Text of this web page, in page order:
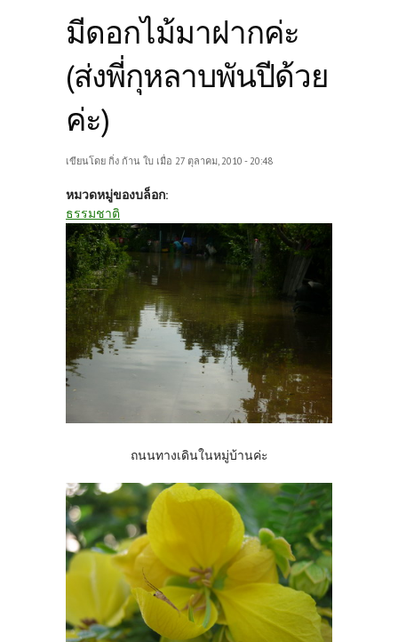
มีดอกไม้มาฝากค่ะ
(ส่งพี่กุหลาบพันปีด้วย
ค่ะ)
เขียนโดย กิ่ง ก้าน ใบ เมื่อ 27 ตุลาคม, 2010 - 20:48
หมวดหมู่ของบล็อก:
ธรรมชาติ
ถนนทางเดินในหมู่บ้านค่ะ